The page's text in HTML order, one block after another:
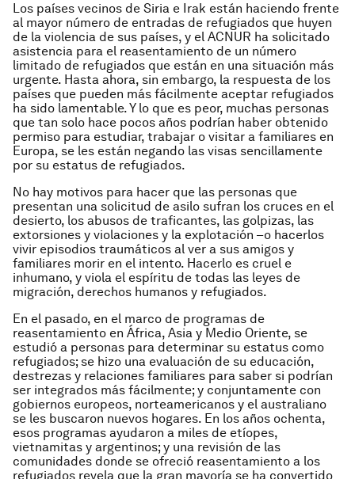
Los países vecinos de Siria e Irak están haciendo frente
al mayor número de entradas de refugiados que huyen
de la violencia de sus países, y el ACNUR ha solicitado
asistencia para el reasentamiento de un número
limitado de refugiados que están en una situación más
urgente. Hasta ahora, sin embargo, la respuesta de los
países que pueden más fácilmente aceptar refugiados
ha sido lamentable. Y lo que es peor, muchas personas
que tan solo hace pocos años podrían haber obtenido
permiso para estudiar, trabajar o visitar a familiares en
Europa, se les están negando las visas sencillamente
por su estatus de refugiados.
No hay motivos para hacer que las personas que
presentan una solicitud de asilo sufran los cruces en el
desierto, los abusos de traficantes, las golpizas, las
extorsiones y violaciones y la explotación –o hacerlos
vivir episodios traumáticos al ver a sus amigos y
familiares morir en el intento. Hacerlo es cruel e
inhumano, y viola el espíritu de todas las leyes de
migración, derechos humanos y refugiados.
En el pasado, en el marco de programas de
reasentamiento en África, Asia y Medio Oriente, se
estudió a personas para determinar su estatus como
refugiados; se hizo una evaluación de su educación,
destrezas y relaciones familiares para saber si podrían
ser integrados más fácilmente; y conjuntamente con
gobiernos europeos, norteamericanos y el australiano
se les buscaron nuevos hogares. En los años ochenta,
esos programas ayudaron a miles de etíopes,
vietnamitas y argentinos; y una revisión de las
comunidades donde se ofreció reasentamiento a los
refugiados revela que la gran mayoría se ha convertido